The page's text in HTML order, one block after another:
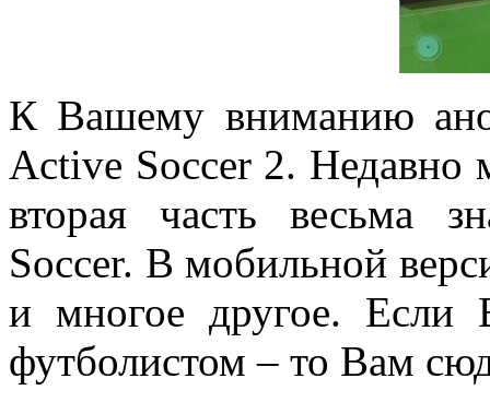
К Вашему вниманию
Active Soccer 2. Недавно
вторая часть весьма
Soccer. В мобильной
и многое другое. Если
футболистом – то Вам